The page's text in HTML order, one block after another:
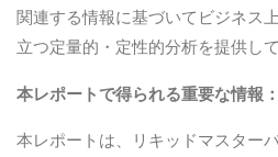
関連する情報に基づいてビジネス
立つ定量的・定性的分析を提供して
本レポートで得られる重要な情報：
本レポートは、リキッドマスター